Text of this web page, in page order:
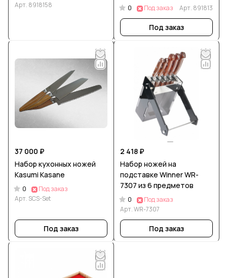
Арт. 8918158 0 Под заказ Арт. 891813
Под заказ
37 000 ₽
Набор кухонных ножей
Kasumi Kasane
0
Под заказ
Арт. SCS-Set
Под заказ
2 418 ₽
Набор ножей на
подставке Winner WR-
7307 из 6 предметов
0
Под заказ
Арт.WR-7307
Под заказ